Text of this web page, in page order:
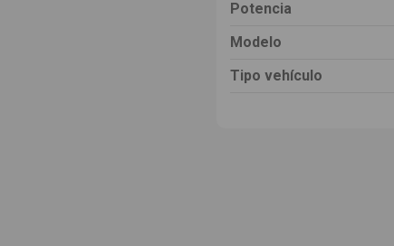
Potencia
Modelo
Tipo vehículo